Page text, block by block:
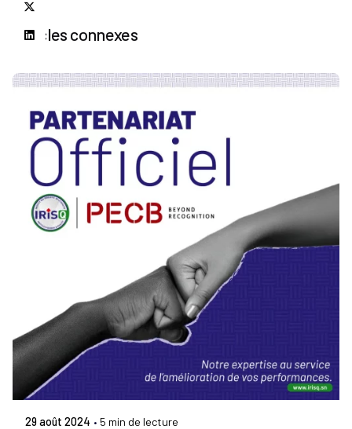
Articles connexes
Publié par
29 août 2024 5 min de lecture